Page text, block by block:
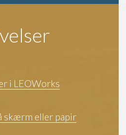
i LEOWorks
skærm eller papir